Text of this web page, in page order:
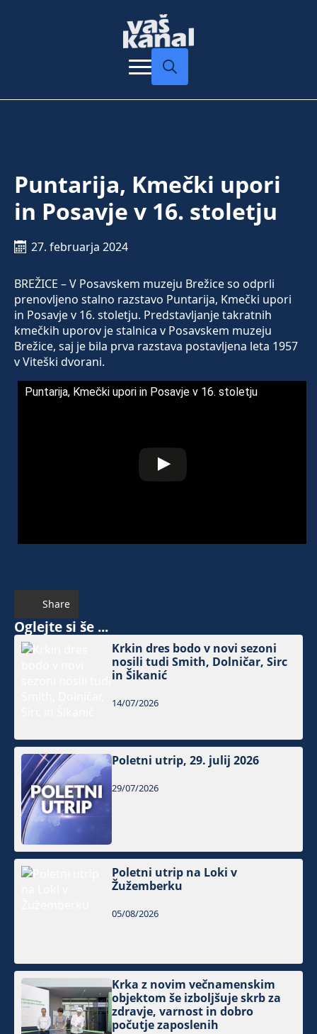
Puntarija, Kmečki upori
in Posavje v 16. stoletju
27. februarja 2024
BREŽICE – V Posavskem muzeju Brežice so odprli
prenovljeno stalno razstavo Puntarija, Kmečki upori
in Posavje v 16. stoletju. Predstavljanje takratnih
kmečkih uporov je stalnica v Posavskem muzeju
Brežice, saj je bila prva razstava postavljena leta 1957
v Viteški dvorani.
Puntarija, Kmečki upori in Posavje v 16. stoletju
Share
Oglejte si še ...
Krkin dres bodo v novi sezoni
nosili tudi Smith, Dolničar, Sirc
in Šikanić
14/07/2026
Poletni utrip, 29. julij 2026
29/07/2026
Poletni utrip na Loki v
Žužemberku
05/08/2026
Krka z novim večnamenskim
objektom še izboljšuje skrb za
zdravje, varnost in dobro
počutje zaposlenih